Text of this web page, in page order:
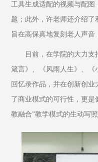
工具生成适配的视频与配
题；此外，许老师还介绍了
旨在高保真地复刻老人声音
目前，在学院的大力
箴言》、《风雨人生》、《
回忆录作品，并在创新创
了商业模式的可行性，更
教融合”教学模式的生动写照